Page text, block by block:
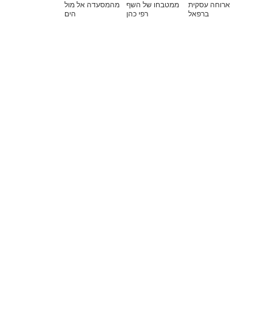
ארוחה עסקית
ברפאל
ממטבחו של השף
רפי כהן
מהמסעדה אל מול
הים